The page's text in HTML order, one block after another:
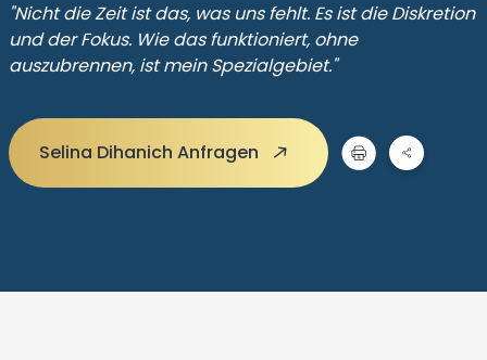
"Nicht die Zeit ist das, was uns fehlt. Es ist die Diskretion
und der Fokus. Wie das funktioniert, ohne
auszubrennen, ist mein Spezialgebiet."
Selina Dihanich Anfragen